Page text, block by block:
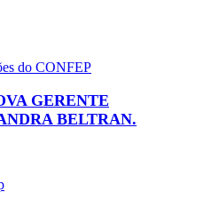
do CONFEP
GERENTE
BELTRAN.